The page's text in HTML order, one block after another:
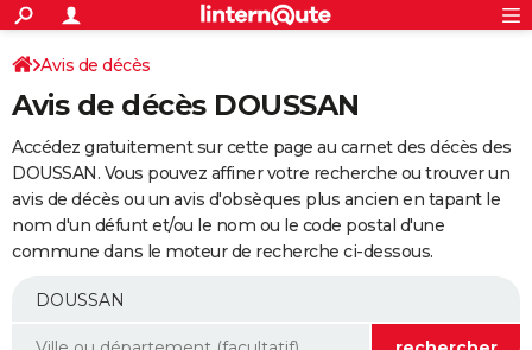
ACTUALITÉS
Politique
Société
Faits Divers
Education
Monde
Villes
+
SPORT
Coupe du monde 2026
Football
Tennis
Cyclisme
Rugby
Forum
Programme TV
TNT
Streaming
Cinéma
Sorties cinéma
Musique
+
FINANCE
Retraite
Epargne
Immobilier
Risques naturels par ville
Banque
Assurance
AUTO
Essais
Réserver un essai
Citadines
Berlines
SUV
Forum auto
+
Mobiles
Meilleur smartphone
Internet
Ordinateurs
Jeux vidéo
Guide high-tech
Avis de décès
Avis de décès DOUSSAN
Accédez gratuitement sur cette page au carnet des décès des
DOUSSAN. Vous pouvez affiner votre recherche ou trouver un
avis de décès ou un avis d'obsèques plus ancien en tapant le
nom d'un défunt et/ou le nom ou le code postal d'une
commune dans le moteur de recherche ci-dessous.